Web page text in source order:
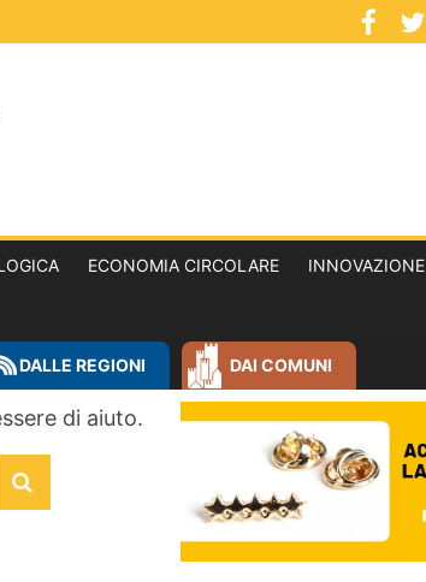
ECONOMIA CIRCOLARE INNOVAZIONE
DALLE REGIONI DAI COMUNI
di aiuto.